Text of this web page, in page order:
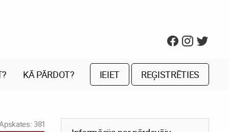
KĀ PĀRDOT? IEIET REĢISTRĒTIES
381